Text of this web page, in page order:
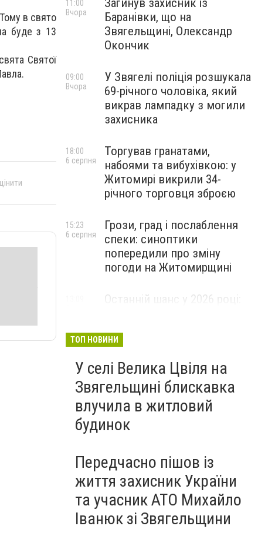
в свято
буде з 13
Святої
Загинув захисник із
Баранівки, що на
Звягельщині, Олександр
Окончик
11:00
Вчора
У Звягелі поліція розшукала
69-річного чоловіка, який
викрав лампадку з могили
захисника
09:00
Вчора
Торгував гранатами,
набоями та вибухівкою: у
Житомирі викрили 34-
річного торговця зброєю
18:00
6 серпня
Грози, град і послаблення
спеки: синоптики
попередили про зміну
погоди на Житомирщині
15:23
6 серпня
Останній шанс у 2026 році:
майбутніх водійок автобусів
ТОП НОВИНИ
У селі Велика Цвіля на
Звягельщині блискавка
влучила в житловий
будинок
Передчасно пішов із
життя захисник України
та учасник АТО Михайло
Іванюк зі Звягельщини